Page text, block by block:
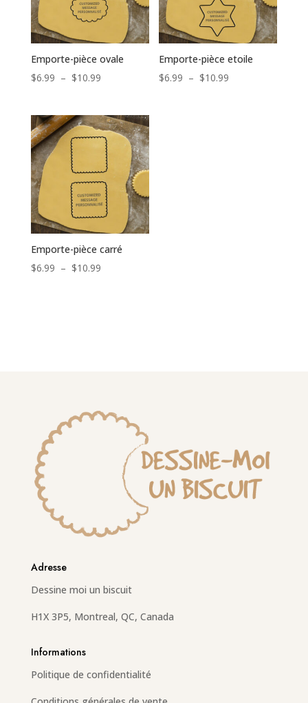
Emporte-pièce ovale
$6.99 – $10.99Plage
prix :
$6.99
à
$10.99
Emporte-pièce etoile
$6.99 – $10.99
Emporte-pièce carré
$6.99 – $10.99Plage
Adresse
Dessine moi un biscuit
H1X 3P5, Montreal, QC, Canada
Informations
Politique de confidentialité